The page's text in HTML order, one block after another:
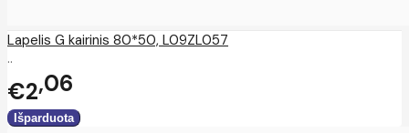
Lapelis G kairinis 80*50, L09ZL057
..
€2 06